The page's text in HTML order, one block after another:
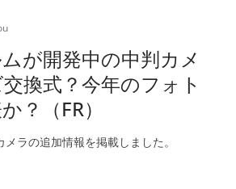
が開発中の中判カメ
換式？今年のフォト
？（FR）
ラの追加情報を掲載しました。